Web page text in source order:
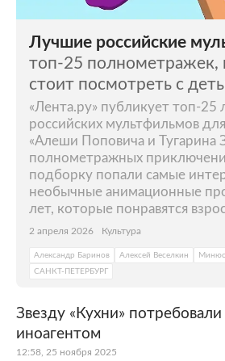
Лучшие российские
топ-25 полнометражек,
стоит посмотреть с
«Лента.ру» публикует топ-25
российских мультфильмов
«Алеши Поповича и Тугарина
полнометражных
подборку попали самые
необычные анимационные
лет, которые понравятся
2 апреля 2026 Культура
Александр Баринов Алексей Веселкин
САНКТ-ПЕТЕРБУРГ
Звезду «Кухни»
иноагентом
12:58, 25 ноября 2025